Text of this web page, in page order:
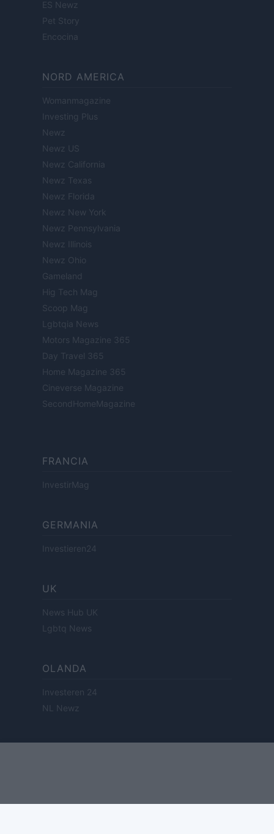
ES Newz
Pet Story
Encocina
NORD AMERICA
Womanmagazine
Investing Plus
Newz
Newz US
Newz California
Newz Texas
Newz Florida
Newz New York
Newz Pennsylvania
Newz Illinois
Newz Ohio
Gameland
Hig Tech Mag
Scoop Mag
Lgbtqia News
Motors Magazine 365
Day Travel 365
Home Magazine 365
Cineverse Magazine
SecondHomeMagazine
FRANCIA
InvestirMag
GERMANIA
Investieren24
UK
News Hub UK
Lgbtq News
OLANDA
Investeren 24
NL Newz